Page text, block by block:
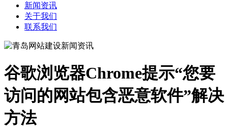
新闻资讯
关于我们
联系我们
谷歌浏览器Chrome提示“您要
访问的网站包含恶意软件”解决
方法